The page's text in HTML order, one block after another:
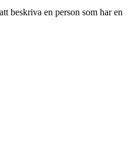
beskriva en person som har en